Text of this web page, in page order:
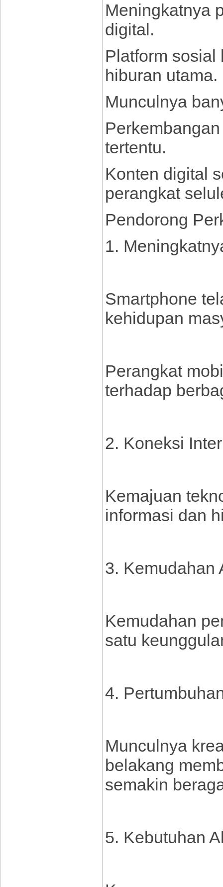
Meningkatnya
digital.
Platform sosial
hiburan utama.
Munculnya
tertentu.
Konten digital
perangkat
Pendorong
1.
Smartphone
kehidupan
Perangkat
terhadap
2. Koneksi
Kemajuan
informasi dan
3. Kemudahan
Kemudahan
satu
4.
Munculnya
belakang
semakin
5. Kebutuhan